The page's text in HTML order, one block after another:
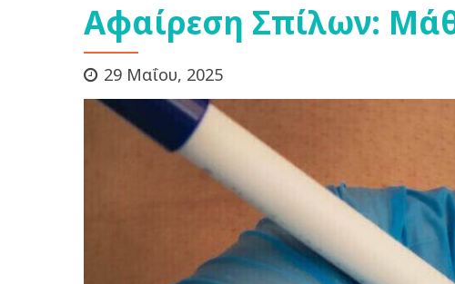
Αφαίρεση Σπίλων:
29 Μαΐου, 2025